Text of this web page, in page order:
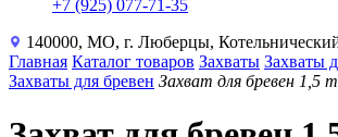
+7 (925) 077-71-35
140000, МО, г. Люберцы,
Главная Каталог товаров Захваты Захваты
Захваты для бревен Захват для бревен 1,5 т